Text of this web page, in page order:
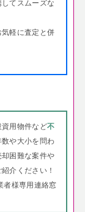
てスムーズな
軽に査定と併
用物件など不
や大小を問わ
困難な案件や
介ください！
者様専用連絡窓